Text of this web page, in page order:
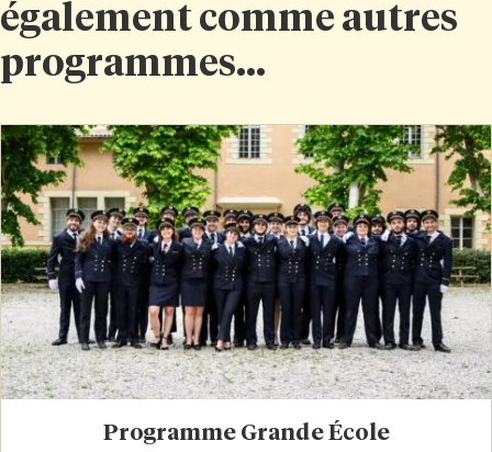
également comme autres
programmes...
Programme Grande École